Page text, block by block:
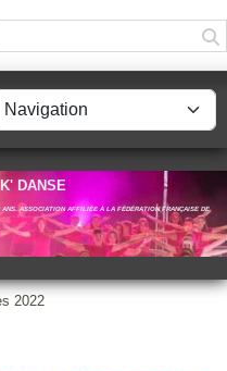
DANSE
ASSOCIATION AFFILIÉE À LA FÉDÉRATION FRANÇAISE DE
2022